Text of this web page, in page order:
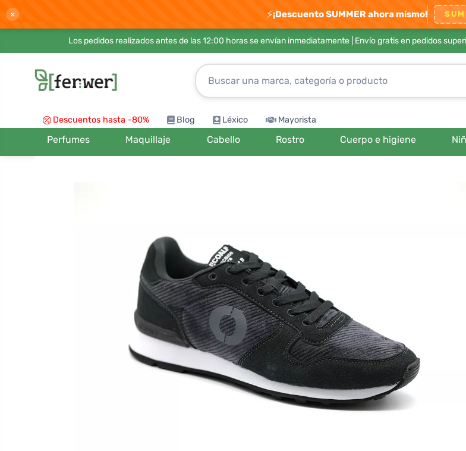
× ⚡¡Descuento SUMMER ahora mismo!
Los pedidos realizados antes de las 12:00 horas se envían inmediatamente | Envío gratis en pedidos
Descuentos hasta -80% Blog Léxico Mayorista
Perfumes Maquillaje Cabello Rostro Cuerpo e higiene